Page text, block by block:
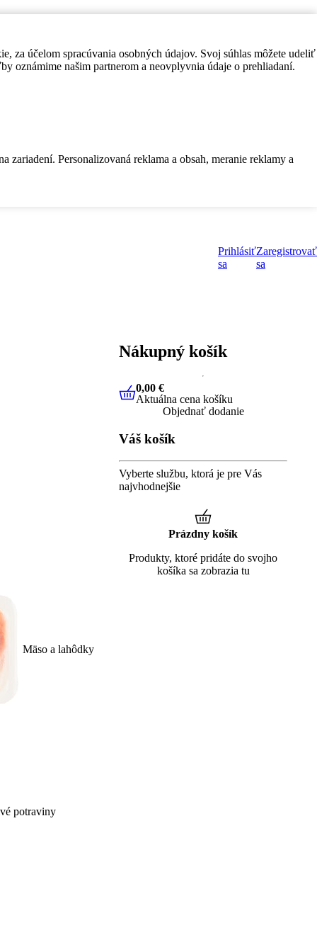
za účelom spracúvania osobných údajov. Svoj súhlas môžete udeliť
oznámime našim partnerom a neovplyvnia údaje o prehliadaní.
Personalizovaná reklama a obsah, meranie reklamy a
Prihlásiť
sa
Zaregistrovať
sa
Mäso a lahôdky
potraviny
Nákupný košík
0,00 €Aktuálna cena košíku
0,00 €
Aktuálna cena košíku
Objednať dodanie
Váš košík
Vyberte službu, ktorá je pre Vás
najvhodnejšie
Prázdny košík
Produkty, ktoré pridáte do svojho
košíka sa zobrazia tu